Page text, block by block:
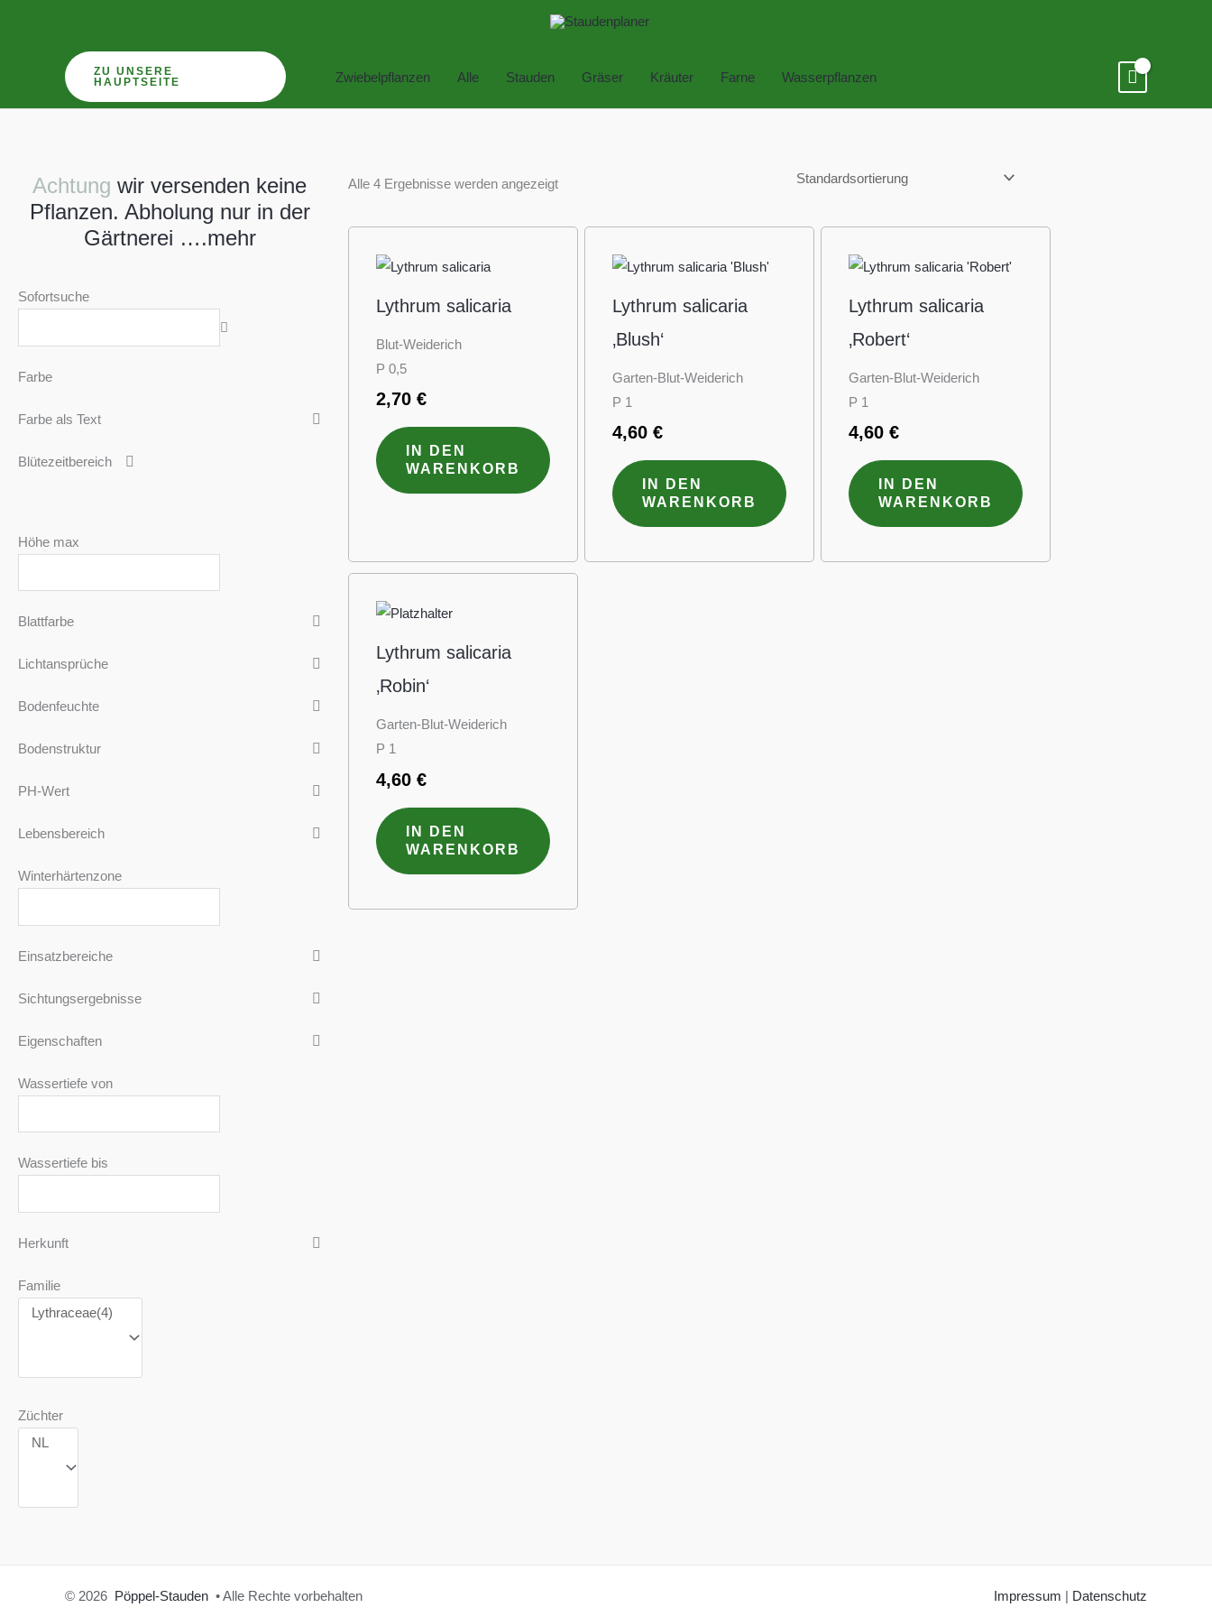
ZU UNSERE
HAUPTSEITE
Zwiebelpflanzen Alle Stauden Gräser Kräuter Farne Wasserpflanzen
Achtung wir versenden keine
Pflanzen. Abholung nur in der
Gärtnerei ….mehr
Sofortsuche
Farbe
Farbe als Text
Blütezeitbereich
Höhe max
Blattfarbe
Lichtansprüche
Bodenfeuchte
Bodenstruktur
PH-Wert
Lebensbereich
Winterhärtenzone
Einsatzbereiche
Sichtungsergebnisse
Eigenschaften
Wassertiefe von
Wassertiefe bis
Herkunft
Familie
Züchter
Alle 4 Ergebnisse werden angezeigt
Lythrum salicaria
Blut-Weiderich
P 0,5
2,70€
IN DEN
WARENKORB
Lythrum salicaria
‚Blush‘
Garten-Blut-Weiderich
P 1
4,60€
IN DEN
WARENKORB
Lythrum salicaria
‚Robert‘
Garten-Blut-Weiderich
P 1
4,60€
IN DEN
WARENKORB
Lythrum salicaria
‚Robin‘
Garten-Blut-Weiderich
P 1
4,60€
IN DEN
WARENKORB
© 2026 Pöppel-Stauden • Alle Rechte vorbehalten Impressum | Datenschutz